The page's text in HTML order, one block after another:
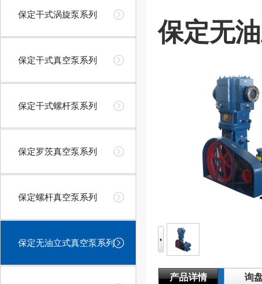
保定干式涡旋泵系列
保定干式真空泵系列
保定干式螺杆泵系列
保定罗茨真空泵系列
保定螺杆真空泵系列
保定无油立式真空泵系列
保定无
产品详情 询